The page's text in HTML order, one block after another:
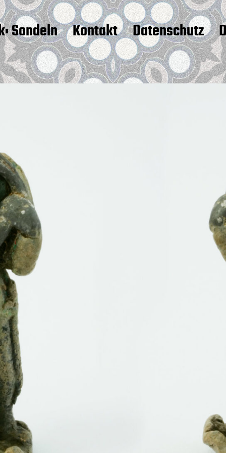
Sondeln Kontakt Datenschutz